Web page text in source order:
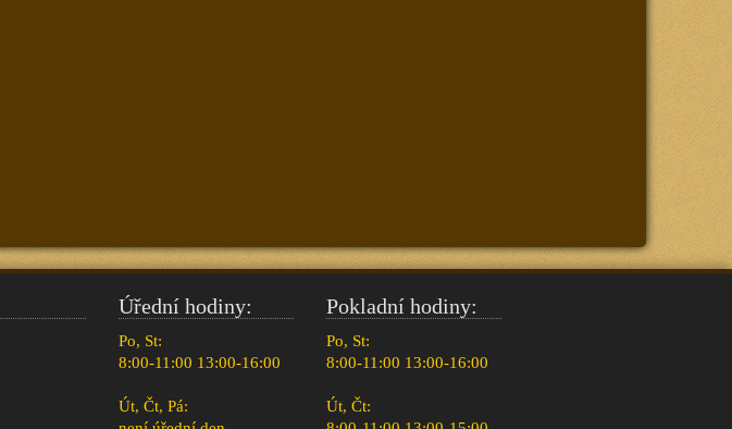
Úřední hodiny:
Po, St:
8:00-11:00 13:00-16:00
Út, Čt, Pá:
Pokladní hodiny:
Po, St:
8:00-11:00 13:00-16:00
Út, Čt: